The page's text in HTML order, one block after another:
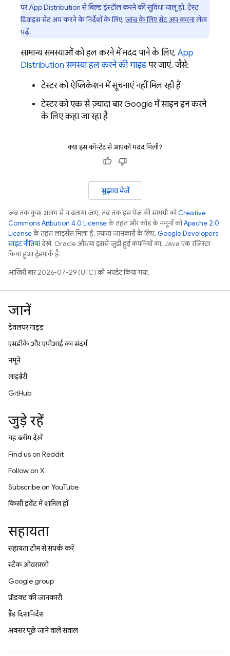
परApp Distributionसे बिल्ड इंस्टॉल करने की सुविधा चालू हो. टेस्ट
डिवाइस सेट अप करने के निर्देशों के लिए,जांच के लिए सेट अप करनालेख
पढ़ें.
सामान्य समस्याओं को हल करने में मदद पाने के लिए, App
Distribution समस्या हल करने की गाइड पर जाएं. जैसे:
टेस्टर को ऐप्लिकेशन में सूचनाएं नहीं मिल रही हैं
टेस्टर को एक से ज़्यादा बार Google में साइन इन करने
के लिए कहा जा रहा है
क्या इस कॉन्टेंट से आपको मदद मिली?
सुझाव भेजें
जब तक कुछ अलग से न बताया जाए, तब तक इस पेज की सामग्री कोCreative
Commons Attribution 4.0 Licenseके तहत और कोड के नमूनों कोApache 2.0
Licenseके तहत लाइसेंस मिला है. ज़्यादा जानकारी के लिए, Google Developers
साइट नीतियांदेखें. Oracle और/या इससे जुड़ी हुई कंपनियों का, Java एक रजिस्टर
किया हुआ ट्रेडमार्क है.
आखिरी बार 2026-07-29 (UTC) को अपडेट किया गया.
जानें
डेवलपर गाइड
एसडीके और एपीआई का संदर्भ
नमूने
लाइब्रेरी
GitHub
जुड़े रहें
यह ब्लॉग देखें
Find us on Reddit
Follow on X
Subscribe on YouTube
किसी इवेंट में शामिल हों
सहायता
सहायता टीम से संपर्क करें
स्टैक ओवरफ़्लो
Google group
प्रॉडक्ट की जानकारी
ब्रैंड दिशानिर्देश
अक्सर पूछे जाने वाले सवाल